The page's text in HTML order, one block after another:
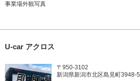
事業場外観写真
U-car アクロス
〒950-3102
新潟県新潟市北区島見町3948-5